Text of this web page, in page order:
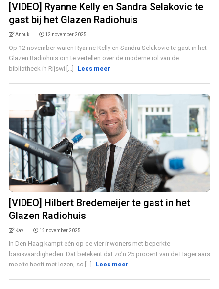
[VIDEO] Ryanne Kelly en Sandra Selakovic te
gast bij het Glazen Radiohuis
Anouk 12 november 2025
Op 12 november waren Ryanne Kelly en Sandra Selakovic te gast in het
Glazen Radiohuis om te vertellen over de moderne rol van de
bibliotheek in Rijswi [...]
Lees meer
[VIDEO] Hilbert Bredemeijer te gast in het
Glazen Radiohuis
Kay 12 november 2025
In Den Haag kampt één op de vier inwoners met beperkte
basisvaardigheden. Dat betekent dat zo’n 25 procent van de Hagenaars
moeite heeft met lezen, sc [...]
Lees meer